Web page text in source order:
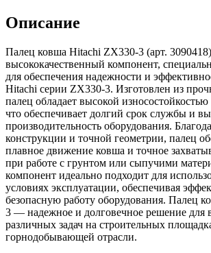
Описание
Палец ковша Hitachi ZX330-3 (арт.
высококачественный компонент,
для обеспечения надежности и
Hitachi серии ZX330-3. Изготовлен из
палец обладает высокой
что обеспечивает долгий срок службы и
производительность оборудования.
конструкции и точной геометрии, палец
плавное движение ковша и точное
при работе с грунтом или сыпучими
компонент идеально подходит для
условиях эксплуатации, обеспечивая
безопасную работу оборудования. Палец
3 — надежное и долговечное решение для
различных задач на строительных
горнодобывающей отрасли.